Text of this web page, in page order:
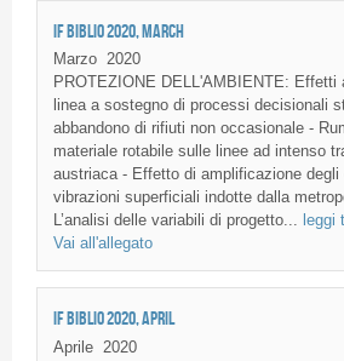
IF BIBLIO 2020, MARCH
Marzo 2020
PROTEZIONE DELL'AMBIENTE: Effetti
linea a sostegno di processi decisionali
abbandono di rifiuti non occasionale -
materiale rotabile sulle linee ad intenso
austriaca - Effetto di amplificazione degli
vibrazioni superficiali indotte dalla
L’analisi delle variabili di progetto... leggi
Vai all'allegato
IF BIBLIO 2020, APRIL
Aprile
2020